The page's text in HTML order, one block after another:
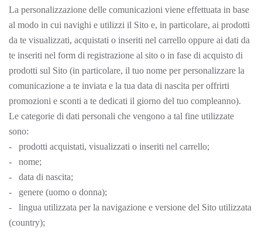
La personalizzazione delle comunicazioni viene effettuata in base
al modo in cui navighi e utilizzi il Sito e, in particolare, ai prodotti
da te visualizzati, acquistati o inseriti nel carrello oppure ai dati da
te inseriti nel form di registrazione al sito o in fase di acquisto di
prodotti sul Sito (in particolare, il tuo nome per personalizzare la
comunicazione a te inviata e la tua data di nascita per offrirti
promozioni e sconti a te dedicati il giorno del tuo compleanno).
Le categorie di dati personali che vengono a tal fine utilizzate
sono:
- prodotti acquistati, visualizzati o inseriti nel carrello;
- nome;
- data di nascita;
- genere (uomo o donna);
- lingua utilizzata per la navigazione e versione del Sito utilizzata
(country);